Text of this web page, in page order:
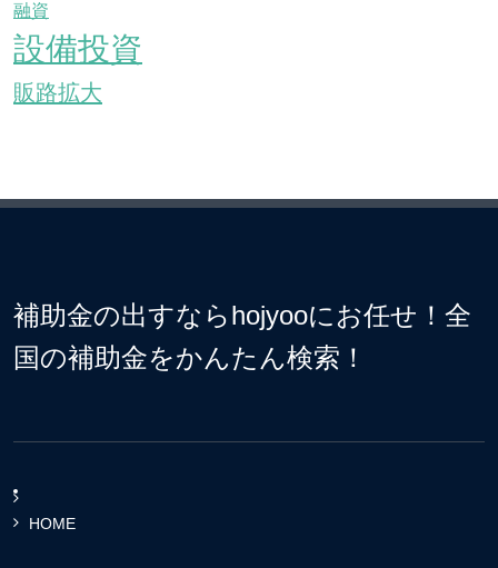
融資
設備投資
販路拡大
補助金の出すならhojyooにお任せ！全
国の補助金をかんたん検索！
HOME